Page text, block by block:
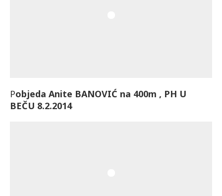
Pobjeda Anite BANOVIĆ na 400m , PH U
BEČU 8.2.2014